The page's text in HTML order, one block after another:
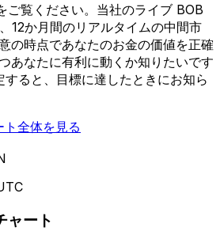
ご覧ください。当社のライブ BOB
12か月間のリアルタイムの中間市
の時点であなたのお金の価値を正確
あなたに有利に動くか知りたいです
ると、目標に達したときにお知ら
ト全体を見る
ャート